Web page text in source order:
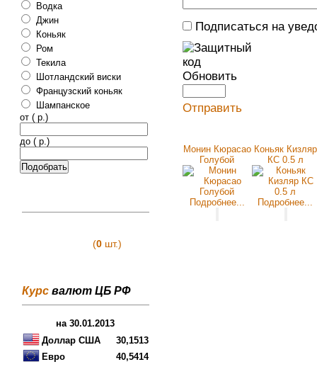
Подписаться на
Обновить
Отправить
Монин Кюрасао
Голубой
Подробнее...
Коньяк Кизляр
КС 0.5 л
Подробнее...
Водка
Джин
Коньяк
Ром
Текила
Шотландский виски
Французский коньяк
Шампанское
от ( p.)
до ( p.)
(0 шт.)
Курс валют ЦБ РФ
на 30.01.2013
Доллар США
30,1513
Евро
40,5414